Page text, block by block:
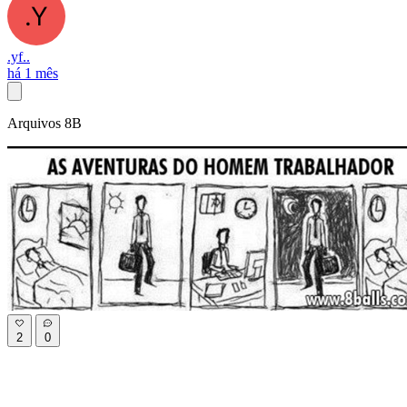
.yf..
há 1 mês
Arquivos 8B
2 0